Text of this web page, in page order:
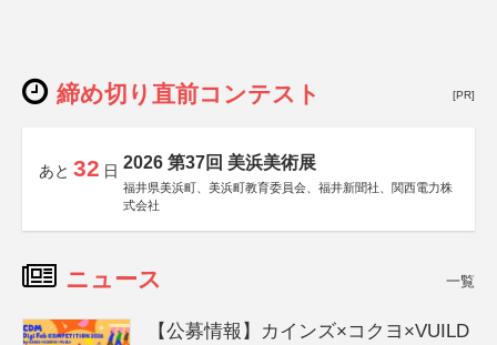
締め切り直前コンテスト [PR]
あと 32 日 2026 第37回 美浜美術展
福井県美浜町、美浜町教育委員会、福井新聞社、関西電力株
式会社
ニュース 一覧
【公募情報】カインズ×コクヨ×VUILD